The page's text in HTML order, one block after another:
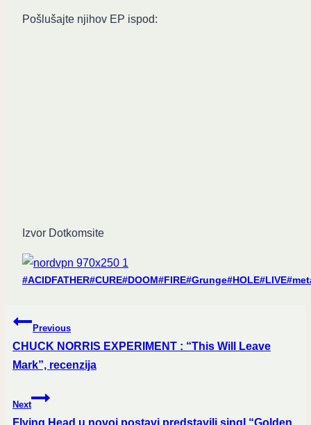
Pošlušajte njihov EP ispod:
Izvor Dotkomsite
Post
#ACIDFATHER#CURE#DOOM#FIRE#Grunge#HOLE#LIVE#
Post
navigation
Previous
CHUCK NORRIS EXPERIMENT : “This Will Leave
Mark”, recenzija
Next